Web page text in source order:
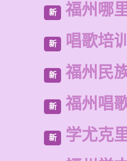
新 福州哪
新 唱歌培
新 福州民
新 福州唱
新 学尤克